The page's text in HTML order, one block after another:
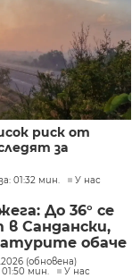
риск от
за
01:32 мин. У нас
До 36° се
в Сандански,
обаче
(обновена)
мин.
У нас